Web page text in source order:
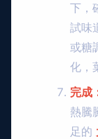
下，
試味
或糖
化，
完成
熱騰
足的